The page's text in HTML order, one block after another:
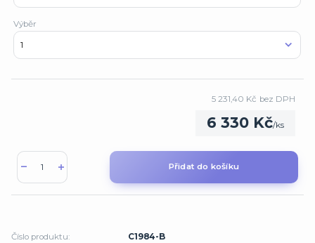
Výběr
6 330 Kč/ks
5 231,40 Kč bez DPH
Přidat do košíku
Číslo produktu:
C1984-B